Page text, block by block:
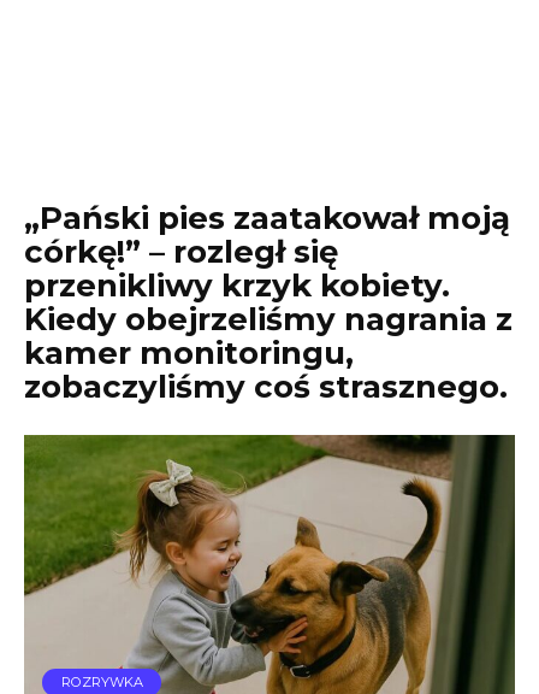
„Pański pies zaatakował moją
córkę!” – rozległ się
przenikliwy krzyk kobiety.
Kiedy obejrzeliśmy nagrania z
kamer monitoringu,
zobaczyliśmy coś strasznego.
ROZRYWKA